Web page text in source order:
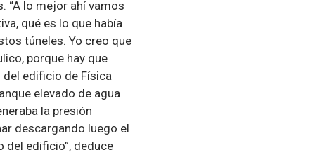
“A lo mejor ahí vamos
qué es lo que había
túneles. Yo creo que
porque hay que
del edificio de Física
elevado de agua
la presión
descargando luego el
del edificio”, deduce